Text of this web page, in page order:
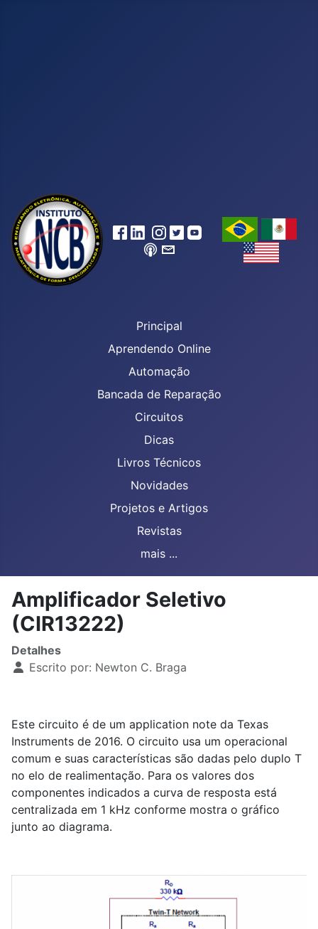
Principal
Aprendendo Online
Automação
Bancada de Reparação
Circuitos
Dicas
Livros Técnicos
Novidades
Projetos e Artigos
Revistas
mais ...
Amplificador Seletivo
(CIR13222)
Detalhes
Escrito por: Newton C. Braga
Este circuito é de um application note da Texas
Instruments de 2016. O circuito usa um operacional
comum e suas características são dadas pelo duplo T
no elo de realimentação. Para os valores dos
componentes indicados a curva de resposta está
centralizada em 1 kHz conforme mostra o gráfico
junto ao diagrama.